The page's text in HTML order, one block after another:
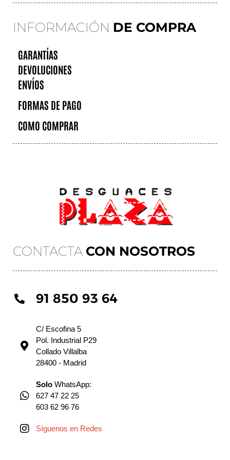
CONTACTA CON NOSOTROS
91 850 93 64
C/ Escofina 5
Pol. Industrial P29
Collado Villalba
28400 - Madrid
Solo WhatsApp:
627 47 22 25
603 62 96 76
Síguenos en Redes
INFORMACIÓN DE COMPRA
GARANTÍAS
DEVOLUCIONES
ENVÍOS
FORMAS DE PAGO
COMO COMPRAR